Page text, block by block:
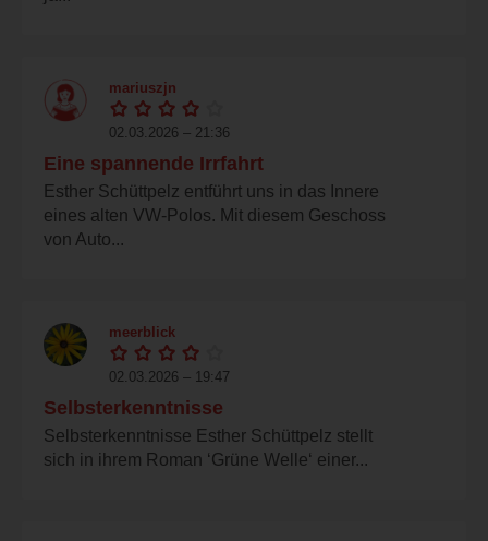
mariuszjn
02.03.2026 – 21:36
Eine spannende Irrfahrt
Esther Schüttpelz entführt uns in das Innere
eines alten VW-Polos. Mit diesem Geschoss
von Auto...
meerblick
02.03.2026 – 19:47
Selbsterkenntnisse
Selbsterkenntnisse Esther Schüttpelz stellt
sich in ihrem Roman ‘Grüne Welle‘ einer...